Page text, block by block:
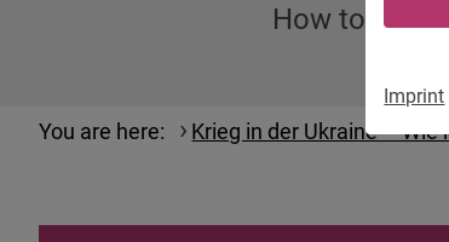
Imprint
How to help
You are here: Krieg in der Ukraine – Wie